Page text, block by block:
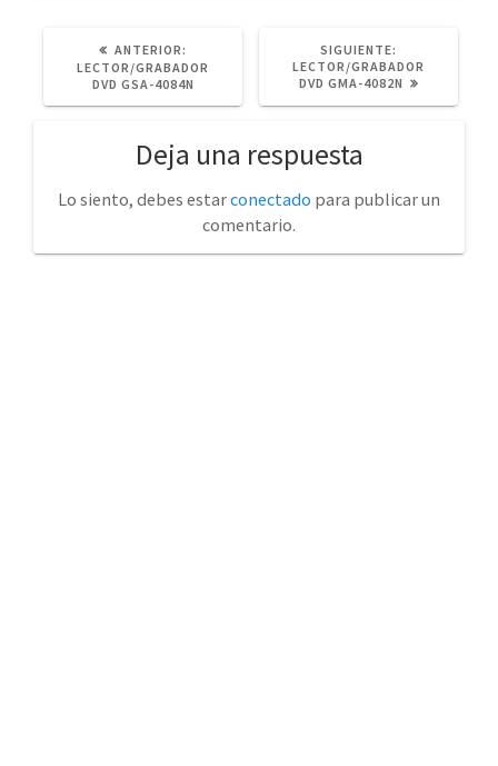
ANTERIOR:
ANTERIOR:
LECTOR/GRABADOR
DVD GSA-4084N
SIGUIENTE:
POST:
LECTOR/GRABADOR
DVD GMA-4082N
Deja una respuesta
Lo siento, debes estarconectado para publicar un
comentario.